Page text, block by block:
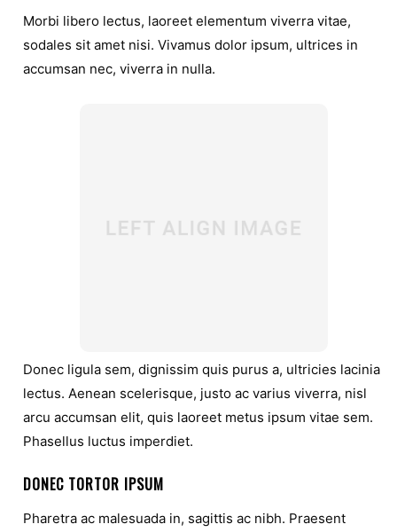
Morbi libero lectus, laoreet elementum viverra vitae,
sodales sit amet nisi. Vivamus dolor ipsum, ultrices in
accumsan nec, viverra in nulla.
Donec ligula sem, dignissim quis purus a, ultricies lacinia
lectus. Aenean scelerisque, justo ac varius viverra, nisl
arcu accumsan elit, quis laoreet metus ipsum vitae sem.
Phasellus luctus imperdiet.
DONEC TORTOR IPSUM
Pharetra ac malesuada in, sagittis ac nibh. Praesent